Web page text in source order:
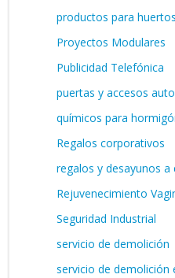
productos para
Proyectos Modulares
Publicidad Telefónica
puertas y accesos
químicos para
Regalos corporativos
regalos y desayunos a
Rejuvenecimiento
Seguridad Industrial
servicio de demolición
servicio de demolición